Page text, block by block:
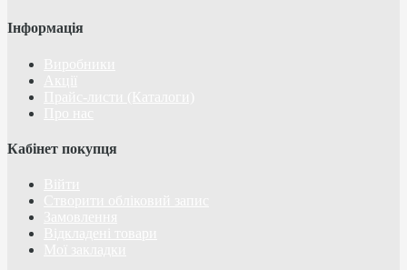
Інформація
Кабінет покупця